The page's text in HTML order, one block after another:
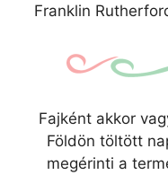
Franklin
Fajként akkor
Földön töltött
megérinti a